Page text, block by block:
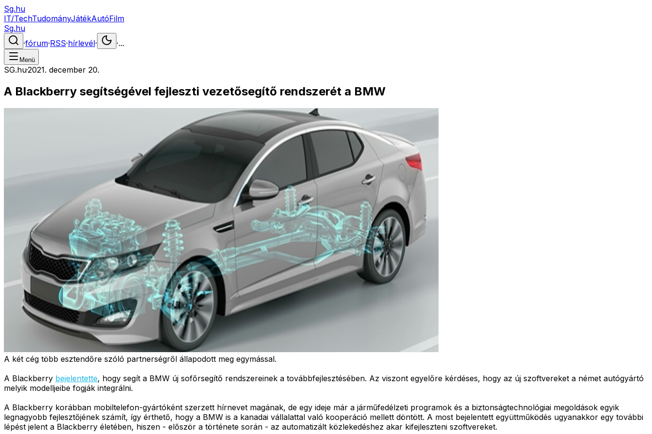
Sg.hu
IT/TechTudományJátékAutóFilm
Sg.hu
·fórum·RSS·hírlevél· ·...
Menü
SG.hu·2021. december 20.
A Blackberry segítségével fejleszti vezetősegítő rendszerét a BMW
A két cég több esztendőre szóló partnerségről állapodott meg egymással.
A Blackberry bejelentette, hogy segít a BMW új sofőrsegítő rendszereinek a továbbfejlesztésében. Az viszont egyelőre kérdéses, hogy az új szoftvereket a német autógyártó
melyik modelljeibe fogják integrálni.
A Blackberry korábban mobiltelefon-gyártóként szerzett hírnevet magának, de egy ideje már a járműfedélzeti programok és a biztonságtechnológiai megoldások egyik
legnagyobb fejlesztőjének számít, így érthető, hogy a BMW is a kanadai vállalattal való kooperáció mellett döntött. A most bejelentett együttműködés ugyanakkor egy további
lépést jelent a Blackberry életében, hiszen - először a története során - az automatizált közlekedéshez akar kifejleszteni szoftvereket.